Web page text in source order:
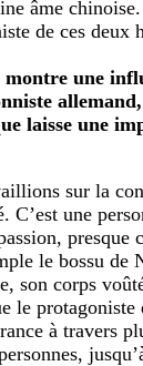
âme
de ces deux
une
laisse une
sur la
C’est une
presque
le bossu de
son corps
le
à travers